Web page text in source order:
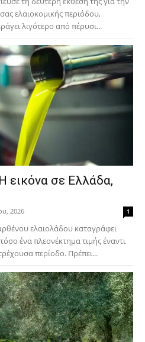
ελαιοκομικής περιόδου,
λιγότερο από πέρυσι...
εικόνα σε Ελλάδα,
2026 1
ελαιολάδου καταγράφει
ένα πλεονέκτημα τιμής έναντι
περίοδο. Πρέπει...